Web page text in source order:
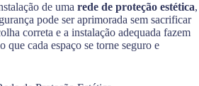
de uma rede de proteção estética,
pode ser aprimorada sem sacrificar
correta e a instalação adequada fazem
que cada espaço se torne seguro e